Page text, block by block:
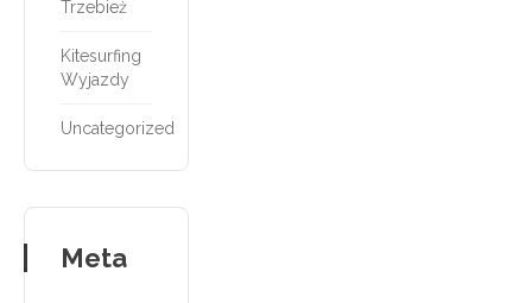
Trzebież
Kitesurfing
Wyjazdy
Uncategorized
Meta